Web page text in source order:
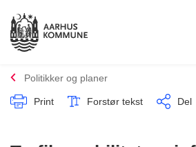
Politikker og planer
Print Forstør tekst Del